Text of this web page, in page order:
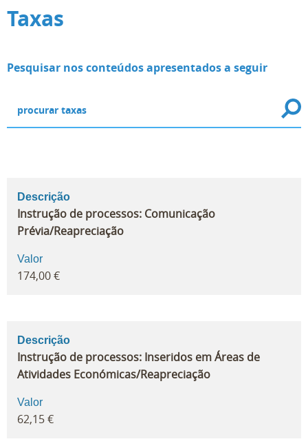
Taxas
Pesquisar nos conteúdos apresentados a seguir
Descrição
Instrução de processos: Comunicação
Prévia/Reapreciação
Valor
174,00 €
Descrição
Instrução de processos: Inseridos em Áreas de
Atividades Económicas/Reapreciação
Valor
62,15 €